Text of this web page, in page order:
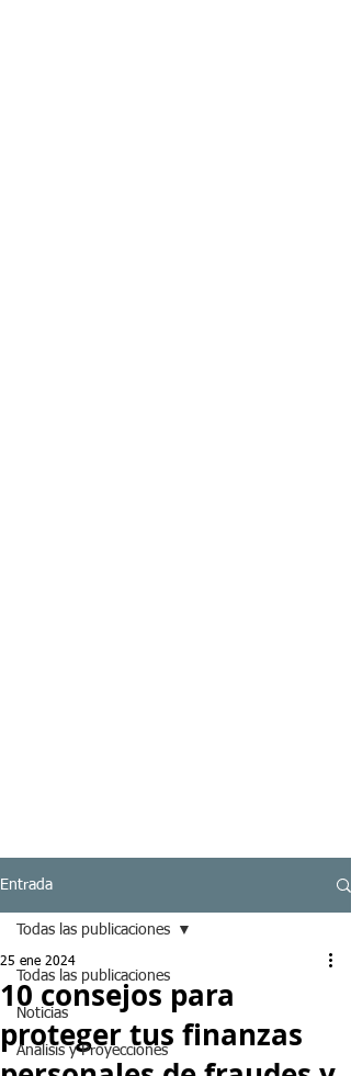
Entrada
Todas las publicaciones
Noticias
Analisis y Proyecciones
Todas las publicaciones
10 consejos para
proteger tus finanzas
25 ene 2024